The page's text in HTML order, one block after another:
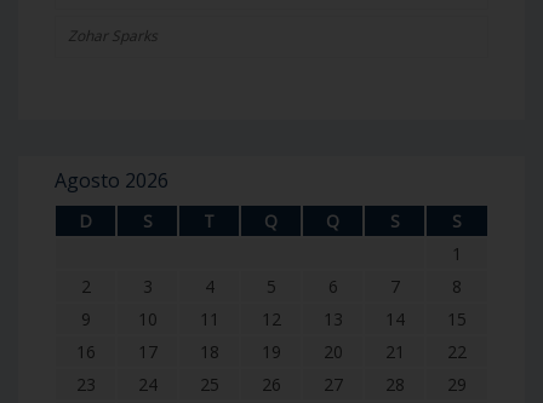
Zohar Sparks
Agosto 2026
D S T Q Q S S
1
2
3 4 5 6 7
8
9
10 11 12 13 14
15
16
17 18 19 20 21
22
23
24 25 26 27 28
29